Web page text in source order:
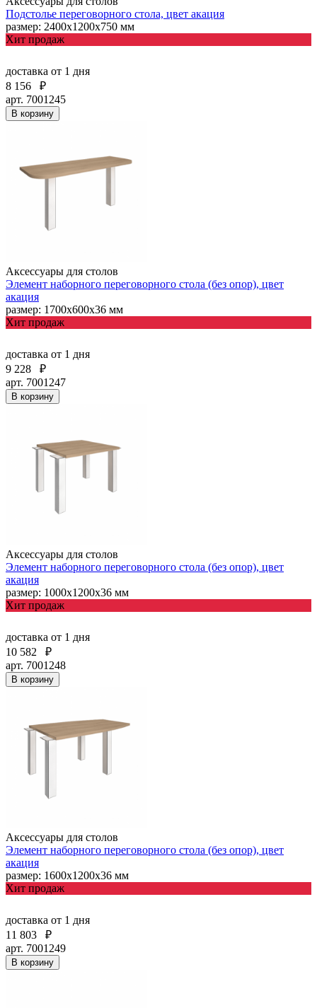
Подстолье переговорного стола, цвет акация
размер: 2400х1200х750 мм
Хит продаж
доставка от 1 дня
8 156
₽
арт. 7001245
В корзину
Аксессуары для столов
Элемент наборного переговорного стола (без опор), цвет
акация
размер: 1700х600х36 мм
Хит продаж
доставка от 1 дня
9 228
₽
арт. 7001247
В корзину
Аксессуары для столов
Элемент наборного переговорного стола (без опор), цвет
акация
размер: 1000х1200х36 мм
Хит продаж
доставка от 1 дня
10 582
₽
арт. 7001248
В корзину
Аксессуары для столов
Элемент наборного переговорного стола (без опор), цвет
акация
размер: 1600х1200х36 мм
Хит продаж
доставка от 1 дня
11 803
₽
арт. 7001249
В корзину